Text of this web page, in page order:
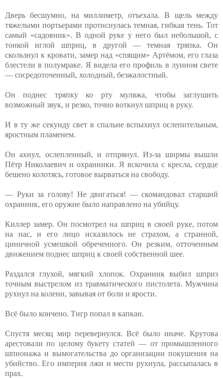
Дверь бесшумно, на миллиметр, отъехала. В щель между
тяжелыми портьерами протиснулась темная, гибкая тень. Тот
самый «садовник». В одной руке у него был небольшой, с
тонкой иглой шприц, в другой — темная тряпка. Он
скользнул к кровати, замер над «спящим» Артёмом, его глаза
блестели в полумраке. Я видела его профиль в лунном свете
— сосредоточенный, холодный, безжалостный.
Он поднес тряпку ко рту муляжа, чтобы заглушить
возможный звук, и резко, точно воткнул шприц в руку.
И в ту же секунду свет в спальне вспыхнул ослепительным,
яростным пламенем.
Он ахнул, ослепленный, и отпрянул. Из-за ширмы вышли
Пётр Николаевич и охранники. Я вскочила с кресла, сердце
бешено колотясь, готовое вырваться на свободу.
— Руки за голову! Не двигаться! — скомандовал старший
охранник, его оружие было направлено на убийцу.
Киллер замер. Он посмотрел на шприц в своей руке, потом
на нас, и его лицо исказилось не страхом, а странной,
циничной усмешкой обреченного. Он резким, отточенным
движением поднес шприц к своей собственной шее.
Раздался глухой, мягкий хлопок. Охранник выбил шприз
точным выстрелом из травматического пистолета. Мужчина
рухнул на колени, завывая от боли и ярости.
Всё было кончено. Тигр попал в капкан.
Спустя месяц мир перевернулся. Всё было иначе. Крутова
арестовали по целому букету статей — от промышленного
шпионажа и вымогательства до организации покушения на
убийство. Его империя лжи и мести рухнула, рассыпалась в
прах.